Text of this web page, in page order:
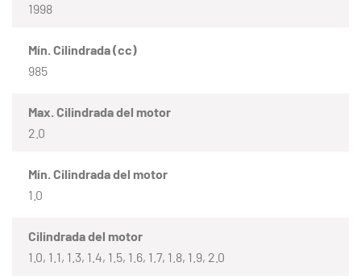
1998
Mín. Cilindrada (cc)
985
Max. Cilindrada del motor
2.0
Mín. Cilindrada del motor
1.0
Cilindrada del motor
1.0, 1.1, 1.3, 1.4, 1.5, 1.6, 1.7, 1.8, 1.9, 2.0